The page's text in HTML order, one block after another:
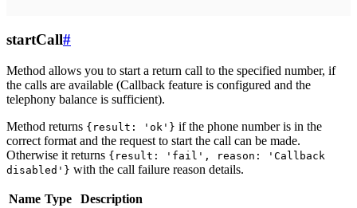
startCall#
Method allows you to start a return call to the specified number, if
the calls are available (Callback feature is configured and the
telephony balance is sufficient).
Method returns {result: 'ok'} if the phone number is in the
correct format and the request to start the call can be made.
Otherwise it returns {result: 'fail', reason: 'Callback
disabled'} with the call failure reason details.
Name Type
Description